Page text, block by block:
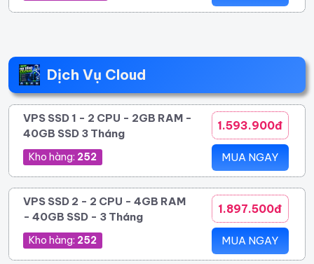
Dịch Vụ Cloud
VPS SSD 1 - 2 CPU - 2GB RAM -
40GB SSD 3 Tháng
Kho hàng: 252
1.593.900đ
MUA NGAY
VPS SSD 2 - 2 CPU - 4GB RAM
- 40GB SSD - 3 Tháng
Kho hàng: 252
1.897.500đ
MUA NGAY